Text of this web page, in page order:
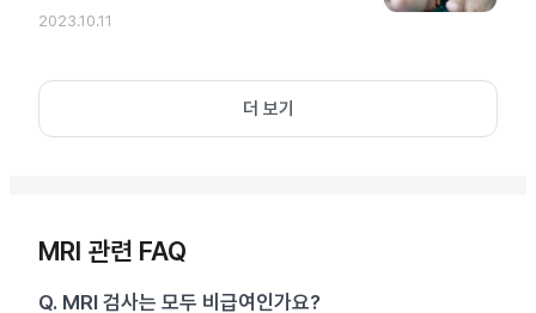
2023.10.11
더 보기
MRI 관련 FAQ
Q. MRI 검사는 모두 비급여인가요?